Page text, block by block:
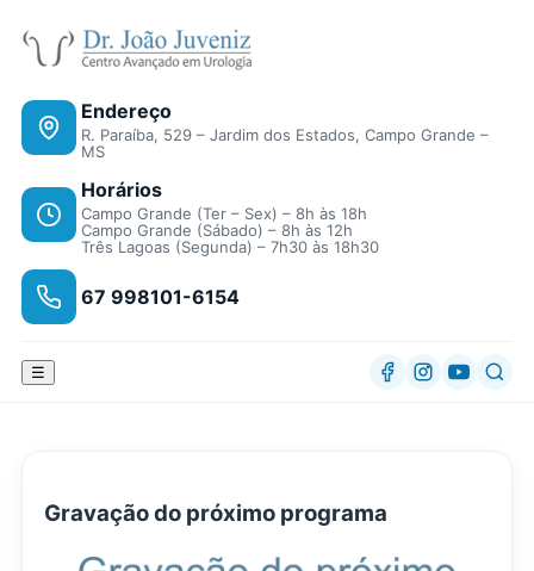
Endereço
R. Paraíba, 529 – Jardim dos Estados, Campo Grande –
MS
Horários
Campo Grande (Ter – Sex) – 8h às 18h
Campo Grande (Sábado) – 8h às 12h
Três Lagoas (Segunda) – 7h30 às 18h30
67 998101-6154
☰
Gravação do próximo programa